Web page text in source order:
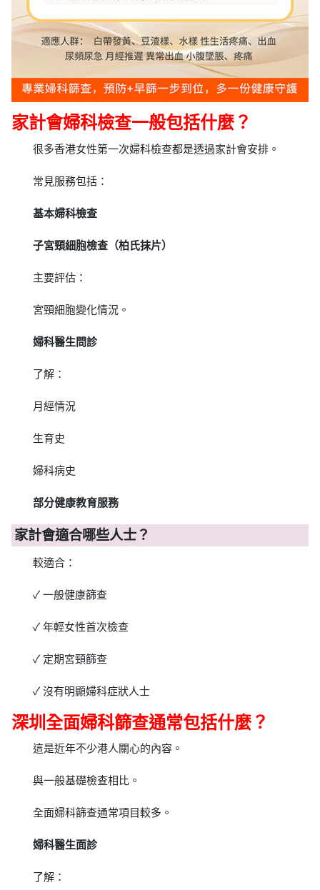
家計會婦科檢查一般包括什麼？
很多香港女性第一次婦科檢查都是透過家計會安排。
常見服務包括：
基本婦科檢查
子宮頸細胞檢查（柏氏抹片）
主要評估：
宮頸細胞變化情況。
婦科醫生問診
了解：
月經情況
生育史
婦科病史
部分健康教育服務
家計會適合哪些人士？
較適合：
✓ 一般健康篩查
✓ 年輕女性首次檢查
✓ 定期宮頸篩查
✓ 沒有明顯婦科症狀人士
深圳全面婦科篩查通常包括什麼？
這是近年不少港人關心的內容。
與一般基礎檢查相比。
全面婦科篩查通常項目較多。
婦科醫生面診
了解：